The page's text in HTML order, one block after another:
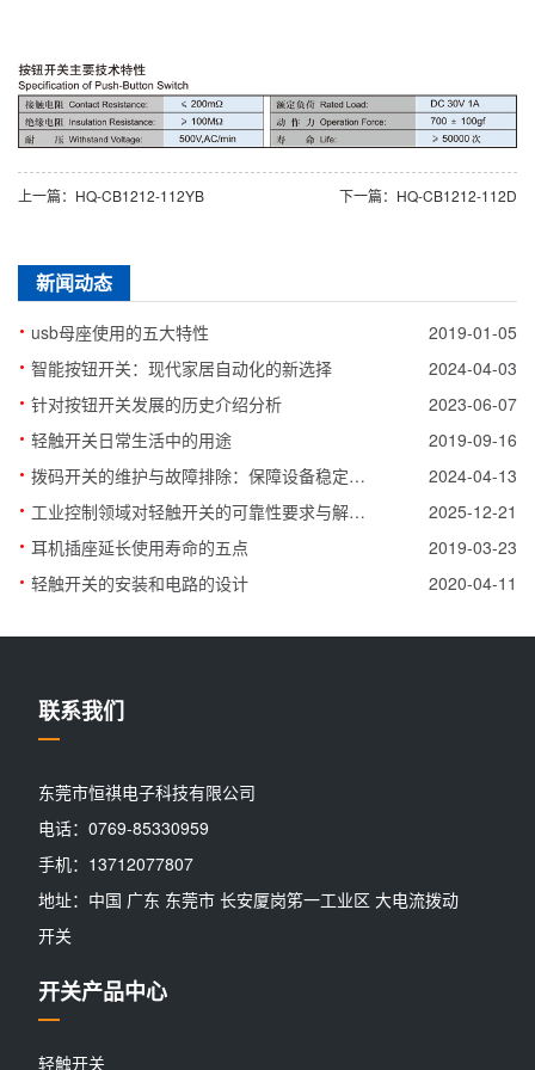
上一篇：HQ-CB1212-112YB 下一篇：HQ-CB1212-112D
新闻动态
· usb母座使用的五大特性 2019-01-05
· 智能按钮开关：现代家居自动化的新选择 2024-04-03
· 针对按钮开关发展的历史介绍分析 2023-06-07
· 轻触开关日常生活中的用途 2019-09-16
· 拨码开关的维护与故障排除：保障设备稳定运行的关键步骤 2024-04-13
· 工业控制领域对轻触开关的可靠性要求与解决方案 2025-12-21
· 耳机插座延长使用寿命的五点 2019-03-23
· 轻触开关的安装和电路的设计 2020-04-11
联系我们
东莞市恒祺电子科技有限公司
电话：0769-85330959
手机：13712077807
地址：中国 广东 东莞市 长安厦岗笫一工业区 大电流拨动
开关
开关产品中心
轻触开关